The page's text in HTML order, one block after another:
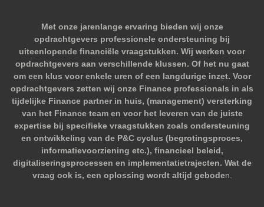
Met onze jarenlange ervaring bieden wij onze
opdrachtgevers professionele ondersteuning bij
uiteenlopende financiële vraagstukken. Wij werken voor
opdrachtgevers aan verschillende klussen. Of het nu gaat
om een klus voor enkele uren of een langdurige inzet. Voor
opdrachtgevers zetten wij onze Finance professionals in als
tijdelijke Finance partner in huis, (management) versterking
van het Finance team en voor het leveren van de juiste
expertise bij specifieke vraagstukken zoals ondersteuning
en ontwikkeling van de P&C cyclus (begrotingsproces,
informatievoorziening etc.), financieel beleid,
digitaliseringsprocessen en implementatietrajecten. Wat de
vraag ook is, een oplossing wordt altijd geboden.